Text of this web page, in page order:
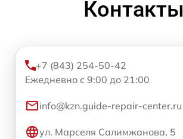
Контакты
+7 (843) 254-50-42
Ежедневно с 9:00 до 21:00
info@kzn.guide-repair-center.ru
ул. Марселя Салимжанова, 5